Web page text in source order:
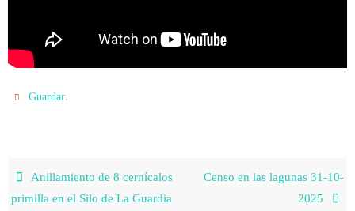
Guardar.
Anillamiento de 8 cernícalos
primilla en el Silo de La Guardia
Censo en las lagunas 31-10-
2025